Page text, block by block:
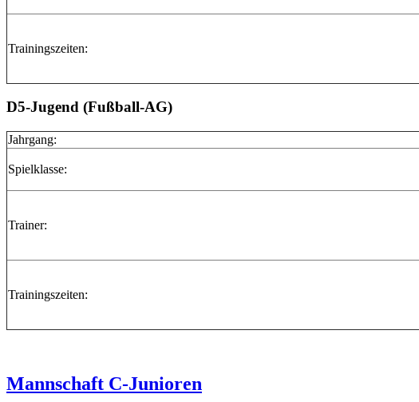
Trainingszeiten:
D5-Jugend (Fußball-AG)
Jahrgang:
Spielklasse:
Trainer:
Trainingszeiten:
Mannschaft C-Junioren